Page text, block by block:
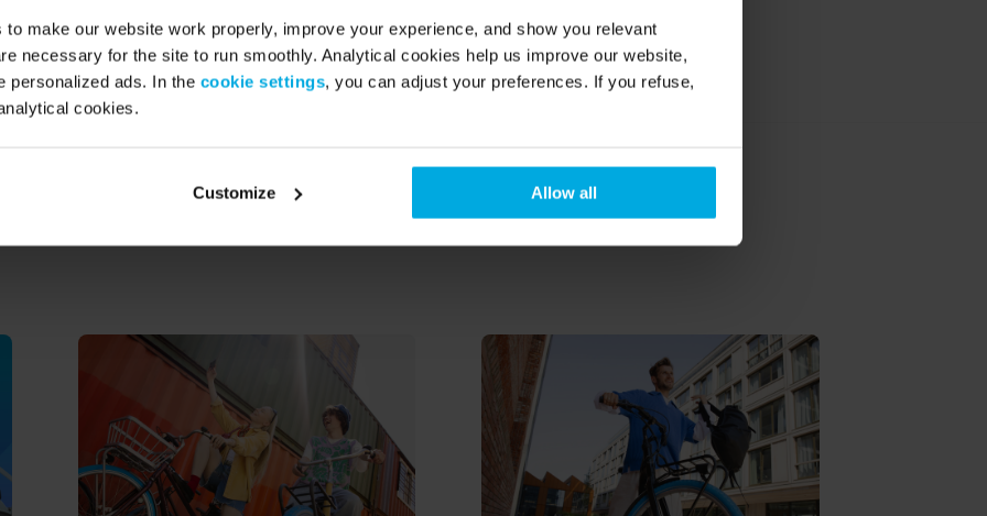
make our website work properly, improve your experience, and show you relevant
necessary for the site to run smoothly. Analytical cookies help us improve our website,
personalized ads. In the cookie settings, you can adjust your preferences. If you refuse,
cookies.
Customize Allow all
no additional cost.